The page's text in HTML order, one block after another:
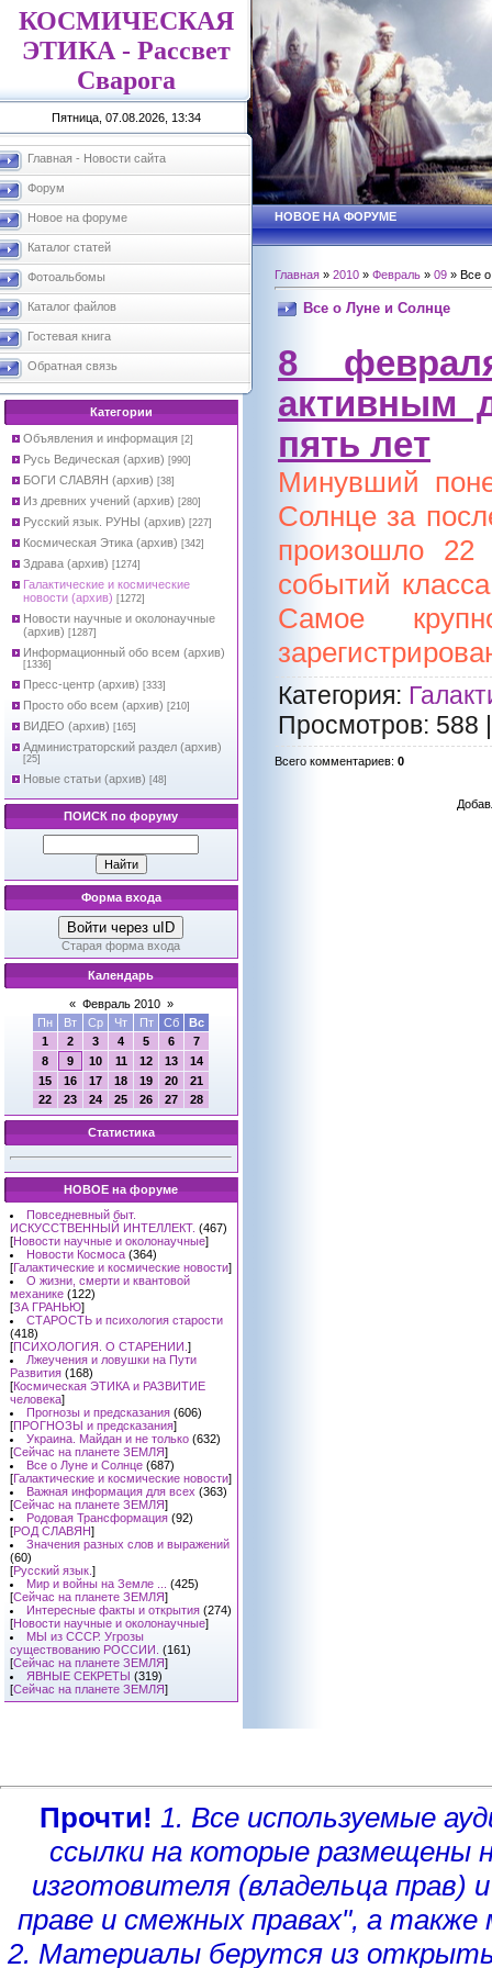
КОСМИЧЕСКАЯ
ЭТИКА - Рассвет
Сварога
Пятница, 07.08.2026, 13:34
Главная - Новости сайта
Форум
Новое на форуме
Каталог статей
Фотоальбомы
Каталог файлов
Гостевая книга
Обратная связь
Категории
Объявления и информация [2]
Русь Ведическая (архив) [990]
БОГИ СЛАВЯН (архив) [38]
Из древних учений (архив) [280]
Русский язык. РУНЫ (архив) [227]
Космическая Этика (архив) [342]
Здрава (архив) [1274]
Галактические и космические
новости (архив) [1272]
Новости научные и околонаучные
(архив) [1287]
Информационный обо всем (архив)
[1336]
Пресс-центр (архив) [333]
Просто обо всем (архив) [210]
ВИДЕО (архив) [165]
Администраторский раздел (архив)
[25]
Новые статьи (архив) [48]
ПОИСК по форуму
Форма входа
Войти через uID
Старая форма входа
Календарь
« Февраль 2010 »
Пн
Вт Ср Чт Пт Сб
Вс
1
2 3 4 5 6
7
8
9 10 11 12 13
14
15
16 17 18 19 20
21
22
23 24 25 26 27 28
Статистика
НОВОЕ на форуме
Повседневный быт.
ИСКУССТВЕННЫЙ ИНТЕЛЛЕКТ. (467)
[Новости научные и околонаучные]
Новости Космоса (364)
[Галактические и космические новости]
О жизни, смерти и квантовой
механике (122)
[ЗА ГРАНЬЮ]
СТАРОСТЬ и психология старости
(418)
[ПСИХОЛОГИЯ. О СТАРЕНИИ. ]
Лжеучения и ловушки на Пути
Развития (168)
[Космическая ЭТИКА и РАЗВИТИЕ
человека]
Прогнозы и предсказания (606)
[ПРОГНОЗЫ и предсказания]
Украина. Майдан и не только (632)
[Сейчас на планете ЗЕМЛЯ]
Все о Луне и Солнце (687)
[Галактические и космические новости]
Важная информация для всех (363)
[Сейчас на планете ЗЕМЛЯ]
Родовая Трансформация (92)
[РОД СЛАВЯН]
Значения разных слов и выражений
(60)
[Русский язык. ]
Мир и войны на Земле ...
(425)
[Сейчас на планете ЗЕМЛЯ]
Интересные факты и открытия (274)
[Новости научные и околонаучные]
МЫ из СССР. Угрозы
существованию РОССИИ. (161)
[Сейчас на планете ЗЕМЛЯ]
ЯВНЫЕ СЕКРЕТЫ (319)
[Сейчас на планете ЗЕМЛЯ]
НОВОЕ НА ФОРУМЕ
Главная » 2010 » Февраль » 09 » Все
Все о Луне и Солнце
8
активным
пять лет
Минувший
Солнце за
произошло 22
событий
Самое
Категория:
Просмотров: 588
Всего комментариев: 0
Прочти! 1. Все используемые
ссылки на которые размещены
изготовителя (владельца прав)
праве и смежных правах", а
2. Материалы берутся из